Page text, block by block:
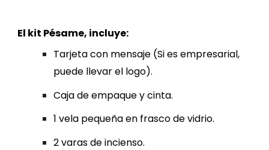
El kit Pésame, incluye:
Tarjeta con mensaje (Si es empresarial,
puede llevar el logo).
Caja de empaque y cinta.
1 vela pequeña en frasco de vidrio.
2 varas de incienso.